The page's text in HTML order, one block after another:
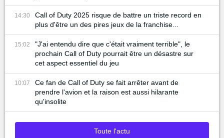
14:30
Call of Duty 2025 risque de battre un triste record en
plus d'être un des pires jeux de la franchise...
15:02
"J'ai entendu dire que c'était vraiment terrible", le
prochain Call of Duty pourrait être un désastre sur
cet aspect essentiel du jeu
10:07
Ce fan de Call of Duty se fait arrêter avant de
prendre l'avion et la raison est aussi hilarante
qu'insolite
Toute l'actu